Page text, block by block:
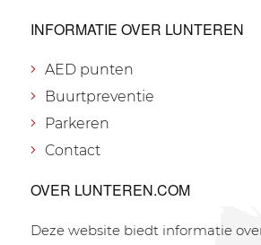
INFORMATIE OVER LUNTEREN
AED punten
Buurtpreventie
Parkeren
Contact
OVER LUNTEREN.COM
Deze website biedt informatie